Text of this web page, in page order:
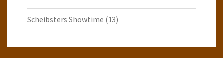
Scheibsters Showtime (13)